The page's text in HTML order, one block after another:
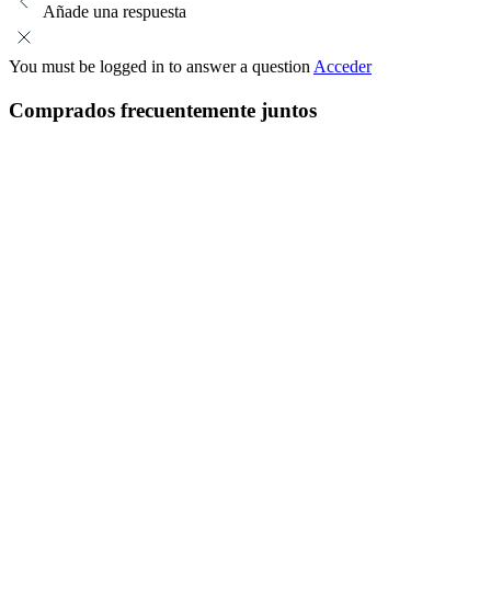
Añade una respuesta
You must be logged in to answer a question Acceder
Comprados frecuentemente juntos